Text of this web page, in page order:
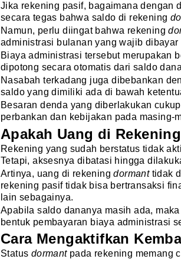
Jika rekening pasif, bagaimana dengan
secara tegas bahwa saldo di rekening
Namun, perlu diingat bahwa rekening
administrasi bulanan yang wajib
Biaya administrasi tersebut merupakan
dipotong secara otomatis dari saldo
Nasabah terkadang juga dibebankan
saldo yang dimiliki ada di bawah
Besaran denda yang diberlakukan
perbankan dan kebijakan pada masing-
Apakah Uang di Rekening
Rekening yang sudah berstatus tidak
Tetapi, aksesnya dibatasi hingga
Artinya, uang di rekeningdormant tidak
rekening pasif tidak bisa bertransaksi
lain sebagainya.
Apabila saldo dananya masih ada,
bentuk pembayaran biaya administrasi
Cara Mengaktifkan
Status dormant pada rekening memang